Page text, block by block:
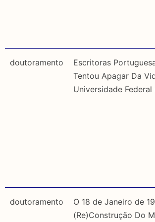
doutoramento
Escritoras
Tentou Apagar Da
Universidade
doutoramento
O 18 de Janeiro de
(Re)Construção Do